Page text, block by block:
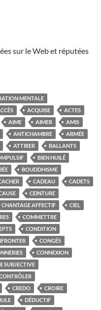
sur le Web et réputées
MENTALE
ACQUISE
ACTES
AIME AIMER
AMIS
ANTICHAMBRE
ARMÉE
ATTIRER
BALLANTS
BIEN HUILÉ
BOUDDHISME
CADEAU
CADETS
CEINTURE
CHANTAGE AFFECTIF
CIEL
COMMETTRE
CONDITION
CONGÉS
CONNEXION
SUBJECTIVE
CREDO
CROIRE
DÉDUCTIF